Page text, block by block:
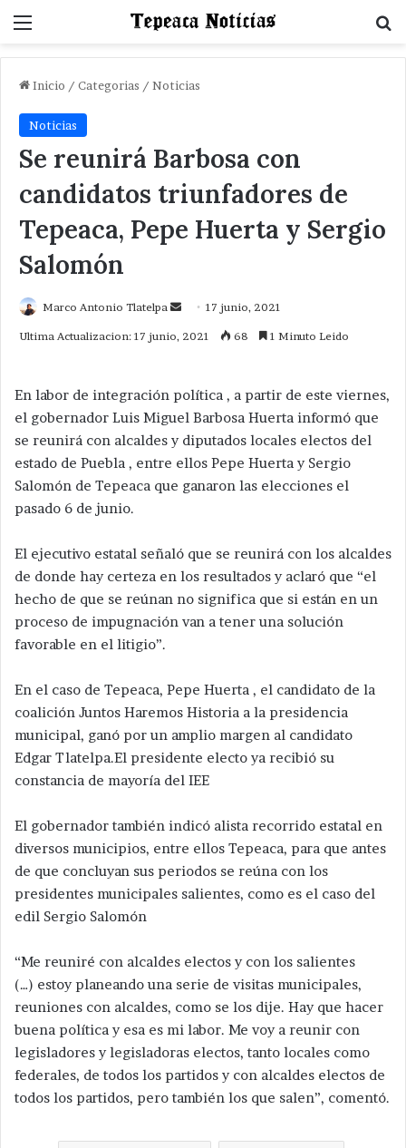
Menu
Inicio / Categorias / Noticias
Noticias
Se reunirá Barbosa con
candidatos triunfadores de
Tepeaca, Pepe Huerta y Sergio
Salomón
Marco Antonio Tlatelpa
Send17 junio, 2021
Ultima Actualizacion: 17 junio, 2021 68 1 Minuto Leido
En labor de integración política , a partir de este viernes,
el gobernador Luis Miguel Barbosa Huerta informó que
se reunirá con alcaldes y diputados locales electos del
estado de Puebla , entre ellos Pepe Huerta y Sergio
Salomón de Tepeaca que ganaron las elecciones el
pasado 6 de junio.
El ejecutivo estatal señaló que se reunirá con los alcaldes
de donde hay certeza en los resultados y aclaró que “el
hecho de que se reúnan no significa que si están en un
proceso de impugnación van a tener una solución
favorable en el litigio”.
En el caso de Tepeaca, Pepe Huerta , el candidato de la
coalición Juntos Haremos Historia a la presidencia
municipal, ganó por un amplio margen al candidato
Edgar Tlatelpa.El presidente electo ya recibió su
constancia de mayoría del IEE
El gobernador también indicó alista recorrido estatal en
diversos municipios, entre ellos Tepeaca, para que antes
de que concluyan sus periodos se reúna con los
presidentes municipales salientes, como es el caso del
edil Sergio Salomón
“Me reuniré con alcaldes electos y con los salientes
(…) estoy planeando una serie de visitas municipales,
reuniones con alcaldes, como se los dije. Hay que hacer
buena política y esa es mi labor. Me voy a reunir con
legisladores y legisladoras electos, tanto locales como
federales, de todos los partidos y con alcaldes electos de
todos los partidos, pero también los que salen”, comentó.